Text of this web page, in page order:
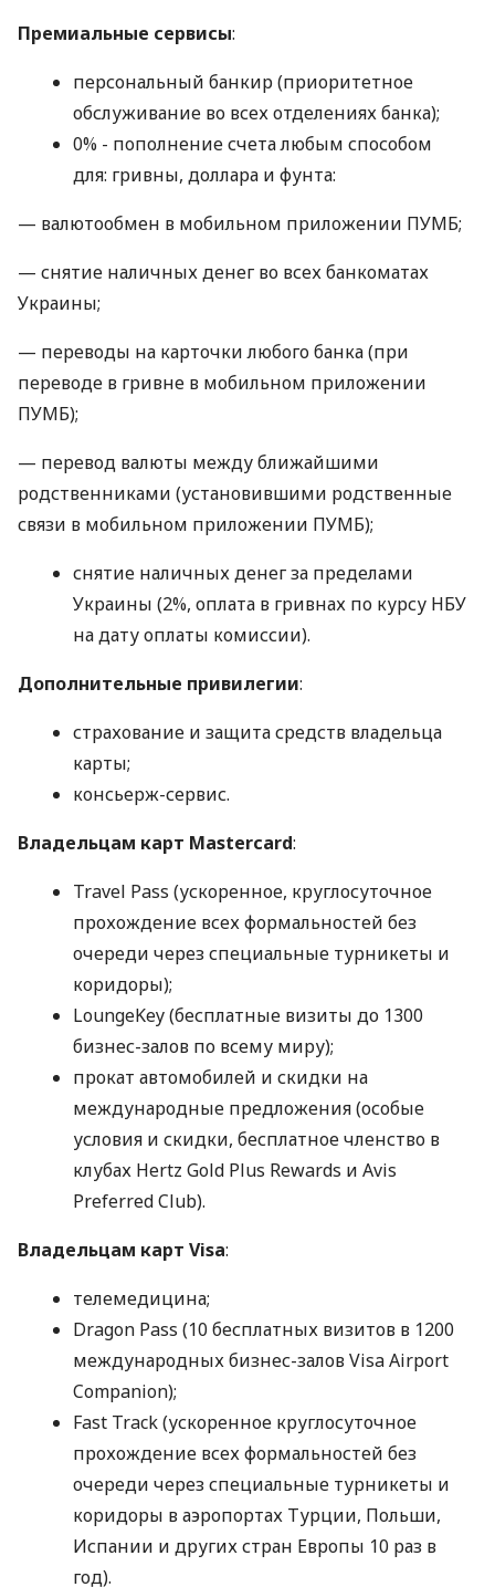
Премиальные сервисы:
персональный банкир (приоритетное
обслуживание во всех отделениях банка);
0% - пополнение счета любым способом
для: гривны, доллара и фунта:
— валютообмен в мобильном приложении ПУМБ;
— снятие наличных денег во всех банкоматах
Украины;
— переводы на карточки любого банка (при
переводе в гривне в мобильном приложении
ПУМБ);
— перевод валюты между ближайшими
родственниками (установившими родственные
связи в мобильном приложении ПУМБ);
снятие наличных денег за пределами
Украины (2%, оплата в гривнах по курсу НБУ
на дату оплаты комиссии).
Дополнительные привилегии:
страхование и защита средств владельца
карты;
консьерж-сервис.
Владельцам карт Mastercard:
Travel Pass (ускоренное, круглосуточное
прохождение всех формальностей без
очереди через специальные турникеты и
коридоры);
LoungeKey (бесплатные визиты до 1300
бизнес-залов по всему миру);
прокат автомобилей и скидки на
международные предложения (особые
условия и скидки, бесплатное членство в
клубах Hertz Gold Plus Rewards и Avis
Preferred Club).
Владельцам карт Visa:
телемедицина;
Dragon Pass (10 бесплатных визитов в 1200
международных бизнес-залов Visa Airport
Companion);
Fast Track (ускоренное круглосуточное
прохождение всех формальностей без
очереди через специальные турникеты и
коридоры в аэропортах Турции, Польши,
Испании и других стран Европы 10 раз в
год).